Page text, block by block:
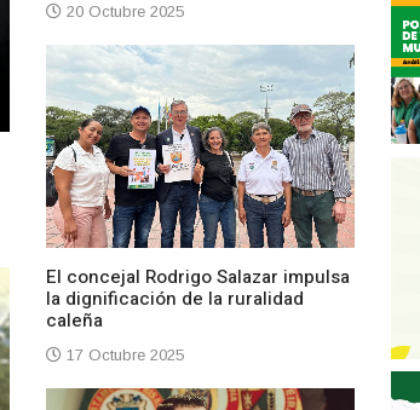
20 Octubre 2025
El concejal Rodrigo Salazar impulsa
la dignificación de la ruralidad
caleña
17 Octubre 2025